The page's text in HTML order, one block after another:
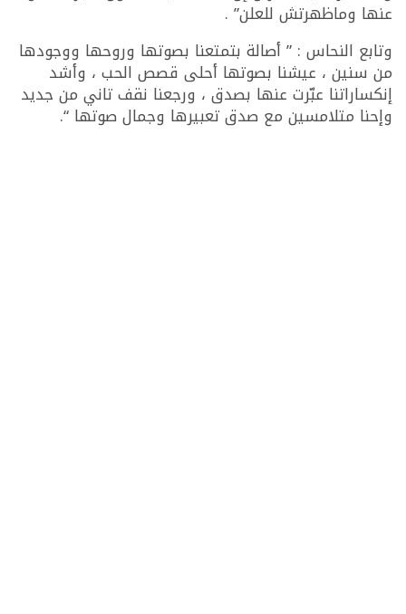
عنها وماظهرتش للعلن” .
وتابع النحاس : ” أصالة بتمتعنا بصوتها وروحها ووجودها
من سنين ، عيشنا بصوتها أحلى قصص الحب ، وأشد
إنكساراتنا عبّرت عنها بصدق ، ورجعنا نقف تاني من جديد
وإحنا متلامسين مع صدق تعبيرها وجمال صوتها “.